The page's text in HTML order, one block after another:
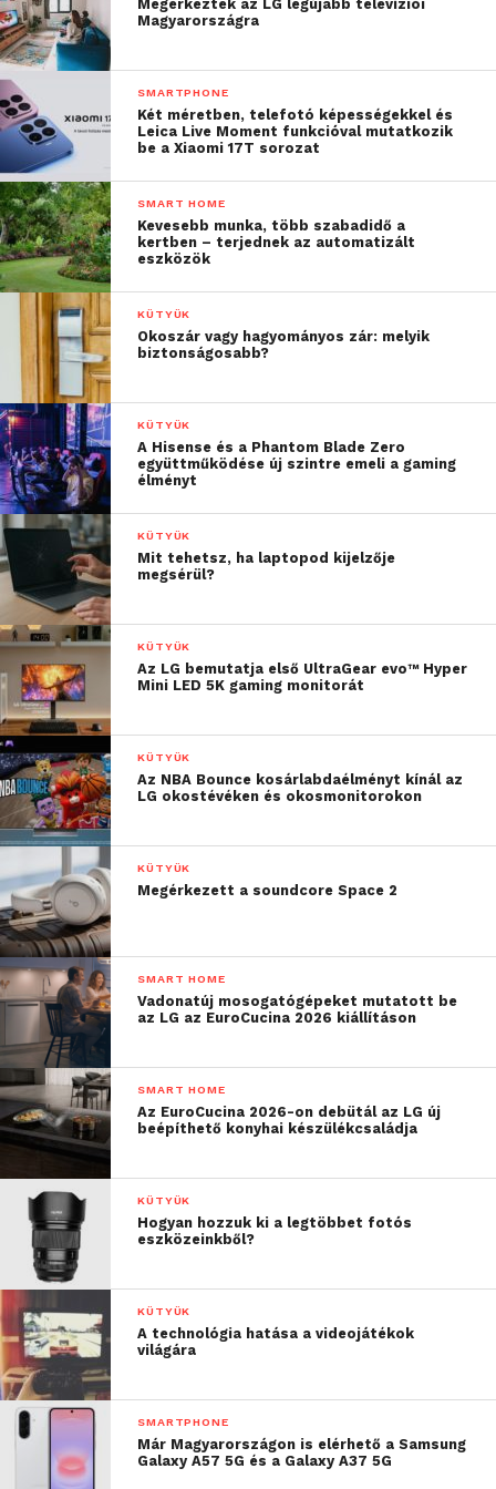
Megérkeztek az LG legújabb televíziói
Magyarországra
SMARTPHONE
Két méretben, telefotó képességekkel és
Leica Live Moment funkcióval mutatkozik
be a Xiaomi 17T sorozat
SMART HOME
Kevesebb munka, több szabadidő a
kertben – terjednek az automatizált
eszközök
KÜTYÜK
Okoszár vagy hagyományos zár: melyik
biztonságosabb?
KÜTYÜK
A Hisense és a Phantom Blade Zero
együttműködése új szintre emeli a gaming
élményt
KÜTYÜK
Mit tehetsz, ha laptopod kijelzője
megsérül?
KÜTYÜK
Az LG bemutatja első UltraGear evo™ Hyper
Mini LED 5K gaming monitorát
KÜTYÜK
Az NBA Bounce kosárlabdaélményt kínál az
LG okostévéken és okosmonitorokon
KÜTYÜK
Megérkezett a soundcore Space 2
SMART HOME
Vadonatúj mosogatógépeket mutatott be
az LG az EuroCucina 2026 kiállításon
SMART HOME
Az EuroCucina 2026-on debütál az LG új
beépíthető konyhai készülékcsaládja
KÜTYÜK
Hogyan hozzuk ki a legtöbbet fotós
eszközeinkből?
KÜTYÜK
A technológia hatása a videojátékok
világára
SMARTPHONE
Már Magyarországon is elérhető a Samsung
Galaxy A57 5G és a Galaxy A37 5G